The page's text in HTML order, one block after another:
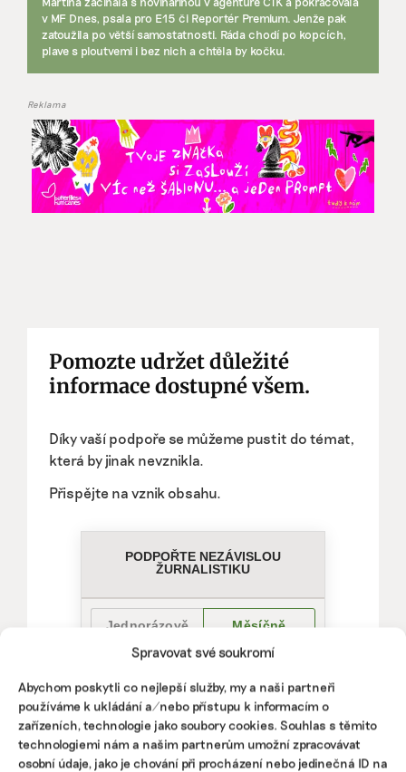
Spravovat své soukromí
Abychom poskytli co nejlepší služby, my a naši partneři
používáme k ukládání a/nebo přístupu k informacím o
zařízeních, technologie jako soubory cookies. Souhlas s těmito
technologiemi nám a našim partnerům umožní zpracovávat
osobní údaje, jako je chování při procházení nebo jedinečná ID na
v MF Dnes, psala pro E15 či Reportér Premium. Jenže pak
zatoužila po větší samostatnosti. Ráda chodí po kopcích,
plave s ploutvemi i bez nich a chtěla by kočku.
Reklama
Pomozte udržet důležité
informace dostupné všem.
Díky vaší podpoře se můžeme pustit do témat,
která by jinak nevznikla.
Přispějte na vznik obsahu.